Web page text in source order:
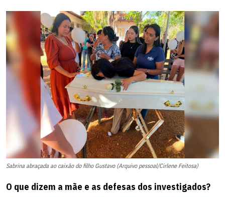
Sabrina abraçada ao caixão do filho Gustavo (Arquivo pessoal/Cirlene Feitosa)
O que dizem a mãe e as defesas dos investigados?